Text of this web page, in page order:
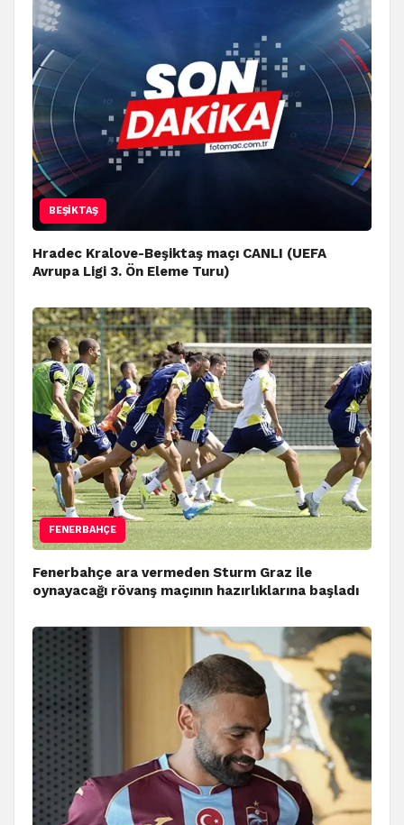
BEŞIKTAŞ
Hradec Kralove-Beşiktaş maçı CANLI (UEFA
Avrupa Ligi 3. Ön Eleme Turu)
FENERBAHÇE
Fenerbahçe ara vermeden Sturm Graz ile
oynayacağı rövanş maçının hazırlıklarına başladı